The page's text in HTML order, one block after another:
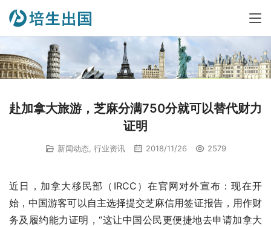
赴加拿大旅游，芝麻分满750分就可以替代财力
证明
新闻动态, 行业资讯 2018/11/26 2579
近日，加拿大移民部（ IRCC ）在官网对外宣布：现在开
始，中国游客可以自主选择提交芝麻信用签证报告，用作财
务及履约能力证明，“这让中国公民更便捷地去申请加拿大